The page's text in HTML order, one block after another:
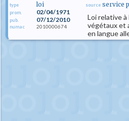
type loi
prom. 02/04/1971
pub. 07/12/2010
numac 2010000674
source service
Loi relative
végétaux et
en langue